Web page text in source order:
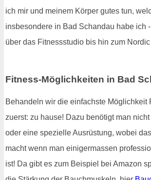
ich mir und meinem Körper gutes tun,
insbesondere in Bad Schandau habe ich
über das Fitnessstudio bis hin zum
Fitness-Möglichkeiten in Bad
Behandeln wir die einfachste Möglichkeit
zuerst: zu hause! Dazu benötigt man
oder eine spezielle Ausrüstung, wobei
macht wenn man einigermassen
ist! Da gibt es zum Beispiel bei Amazon